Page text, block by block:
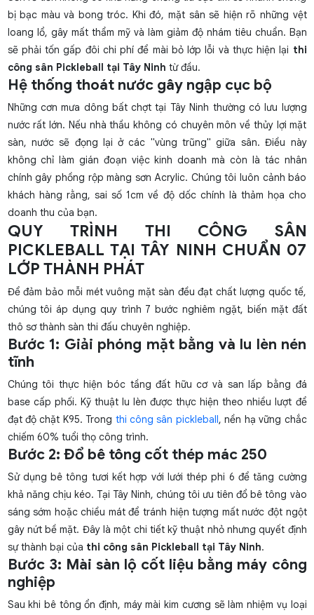
bị bạc màu và bong tróc. Khi đó, mặt sân sẽ hiện rõ những vệt
loang lổ, gây mất thẩm mỹ và làm giảm độ nhám tiêu chuẩn. Bạn
sẽ phải tốn gấp đôi chi phí để mài bỏ lớp lỗi và thực hiện lại thi
công sân Pickleball tại Tây Ninh từ đầu.
Hệ thống thoát nước gây ngập cục bộ
Những cơn mưa dông bất chợt tại Tây Ninh thường có lưu lượng
nước rất lớn. Nếu nhà thầu không có chuyên môn về thủy lợi mặt
sàn, nước sẽ đọng lại ở các "vùng trũng" giữa sân. Điều này
không chỉ làm gián đoạn việc kinh doanh mà còn là tác nhân
chính gây phồng rộp màng sơn Acrylic. Chúng tôi luôn cảnh báo
khách hàng rằng, sai số 1cm về độ dốc chính là thảm họa cho
doanh thu của bạn.
QUY TRÌNH THI CÔNG SÂN
PICKLEBALL TẠI TÂY NINH CHUẨN 07
LỚP THÀNH PHÁT
Để đảm bảo mỗi mét vuông mặt sàn đều đạt chất lượng quốc tế,
chúng tôi áp dụng quy trình 7 bước nghiêm ngặt, biến mặt đất
thô sơ thành sàn thi đấu chuyên nghiệp.
Bước 1: Giải phóng mặt bằng và lu lèn nén
tĩnh
Chúng tôi thực hiện bóc tầng đất hữu cơ và san lấp bằng đá
base cấp phối. Kỹ thuật lu lèn được thực hiện theo nhiều lượt để
đạt độ chặt K95. Trong thi công sân pickleball, nền hạ vững chắc
chiếm 60% tuổi thọ công trình.
Bước 2: Đổ bê tông cốt thép mác 250
Sử dụng bê tông tươi kết hợp với lưới thép phi 6 để tăng cường
khả năng chịu kéo. Tại Tây Ninh, chúng tôi ưu tiên đổ bê tông vào
sáng sớm hoặc chiều mát để tránh hiện tượng mất nước đột ngột
gây nứt bề mặt. Đây là một chi tiết kỹ thuật nhỏ nhưng quyết định
sự thành bại của thi công sân Pickleball tại Tây Ninh.
Bước 3: Mài sàn lộ cốt liệu bằng máy công
nghiệp
Sau khi bê tông ổn định, máy mài kim cương sẽ làm nhiệm vụ loại